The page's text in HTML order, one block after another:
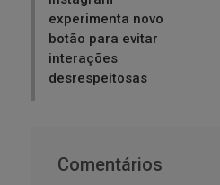
experimenta novo
botão para evitar
interações
desrespeitosas
Comentários